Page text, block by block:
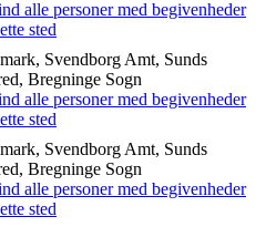
Svendborg Amt, Sunds
Bregninge Sogn
Svendborg Amt, Sunds
Bregninge Sogn